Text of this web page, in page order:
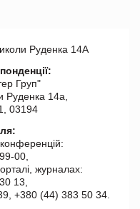
Руденка 14А
Груп"
Руденка 14а,
03194
00,
журналах:
13,
+380 (44) 383 50 34.